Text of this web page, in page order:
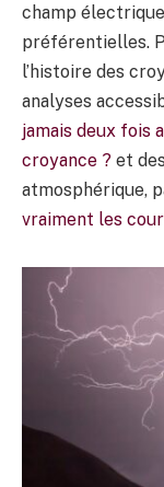
champ
préférentielles.
l’histoire des
analyses
jamais deux fois
croyance ? et
atmosphérique,
vraiment les